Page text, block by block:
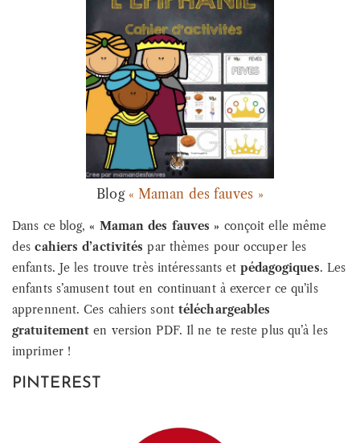
Blog « Maman des fauves »
Dans ce blog,« Maman des fauves » conçoit elle même
descahiers d’activités par thèmes pour occuper les
enfants. Je les trouve très intéressants et pédagogiques. Les
enfants s’amusent tout en continuant à exercer ce qu’ils
apprennent. Ces cahiers sont téléchargeables
gratuitement en version PDF. Il ne te reste plus qu’à les
imprimer !
PINTEREST